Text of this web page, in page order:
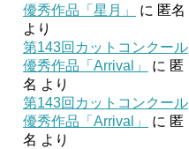
優秀作品「星月」
に 匿名
より
第143回カットコンクール
優秀作品「Arrival」
に 匿
名 より
第143回カットコンクール
優秀作品「Arrival」
に 匿
名 より